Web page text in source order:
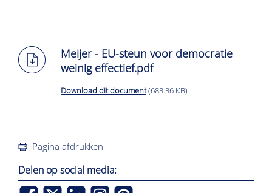
Meijer - EU-steun voor democratie
weinig effectief.pdf
Download dit document(683.36 KB)
Pagina afdrukken
Delen op social media: